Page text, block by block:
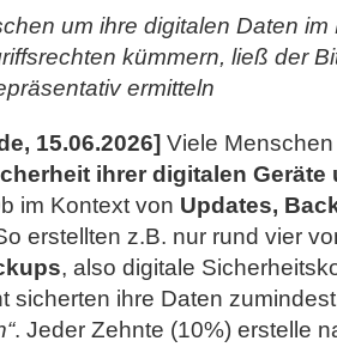
um ihre digitalen Daten
kümmern, ließ der
ermitteln
15.06.2026] Viele
ihrer digitalen Geräte
im Kontext von Updates,
erstellten z.B. nur rund vier
, also digitale
sicherten ihre Daten
. Jeder Zehnte (10%) erstelle